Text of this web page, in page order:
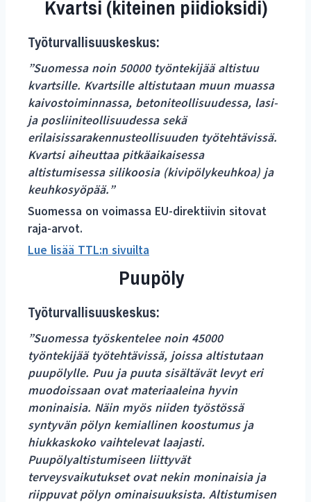
Kvartsi (kiteinen piidioksidi)
Työturvallisuuskeskus:
”Suomessa noin 50000 työntekijää altistuu
kvartsille. Kvartsille altistutaan muun muassa
kaivostoiminnassa, betoniteollisuudessa, lasi-
ja posliiniteollisuudessa sekä
erilaisissarakennusteollisuuden työtehtävissä.
Kvartsi aiheuttaa pitkäaikaisessa
altistumisessa silikoosia (kivipölykeuhkoa) ja
keuhkosyöpää.”
Suomessa on voimassa EU-direktiivin sitovat
raja-arvot.
Lue lisää TTL:n sivuilta
Puupöly
Työturvallisuuskeskus:
”Suomessa työskentelee noin 45000
työntekijää työtehtävissä, joissa altistutaan
puupölylle. Puu ja puuta sisältävät levyt eri
muodoissaan ovat materiaaleina hyvin
moninaisia. Näin myös niiden työstössä
syntyvän pölyn kemiallinen koostumus ja
hiukkaskoko vaihtelevat laajasti.
Puupölyaltistumiseen liittyvät
terveysvaikutukset ovat nekin moninaisia ja
riippuvat pölyn ominaisuuksista. Altistumisen